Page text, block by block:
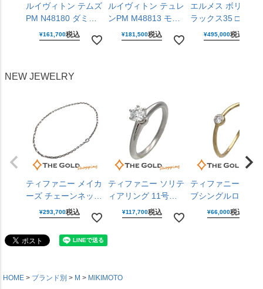
ルイヴィトン テムズ
PM N48180 ダミエ
キャンバス レザー
ブラウン 肩掛け ワ
VUITTON 【中古】
¥161,700税込
ルイヴィトン テュレ
ンPM M48813 モノ
グラム キャンバス
ブラウン 2WAY 斜め
¥181,500税込
エルメス ボリード
ラックス35 □P刻印
2012年 ライトブラ
ウン ヴォー・シッ
¥495,000税込
NEW JEWELRY
ティファニー メイカ
ーズ チェーンネック
レス 925 750 YG イ
エローゴールド シル
バーアクセサリー メ
ンズ レディース
¥293,700税込
ティファニー ソリテ
ィアリング 11号
PT950 ダイヤモンド
D0.33CT プラチナ
¥117,700税込
ティファニー ウェ
ブシングルロウダ
ヤモンドリング 9号
750 ダイヤモンド
¥66,000税込
HOME ブランド別 M
MIKIMOTO